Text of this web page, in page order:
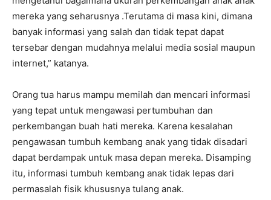
mereka yang seharusnya .Terutama di masa kini, dimana
banyak informasi yang salah dan tidak tepat dapat
tersebar dengan mudahnya melalui media sosial maupun
internet,” katanya.
Orang tua harus mampu memilah dan mencari informasi
yang tepat untuk mengawasi pertumbuhan dan
perkembangan buah hati mereka. Karena kesalahan
pengawasan tumbuh kembang anak yang tidak disadari
dapat berdampak untuk masa depan mereka. Disamping
itu, informasi tumbuh kembang anak tidak lepas dari
permasalah fisik khususnya tulang anak.